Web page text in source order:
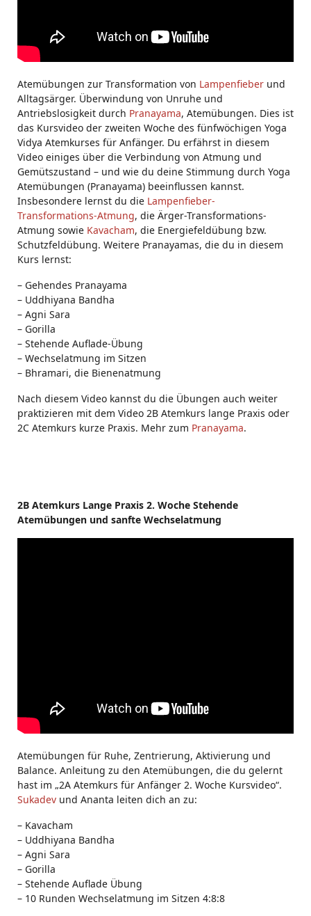
Atemübungen zur Transformation von Lampenfieber und
Alltagsärger. Überwindung von Unruhe und
Antriebslosigkeit durch Pranayama, Atemübungen. Dies ist
das Kursvideo der zweiten Woche des fünfwöchigen Yoga
Vidya Atemkurses für Anfänger. Du erfährst in diesem
Video einiges über die Verbindung von Atmung und
Gemütszustand – und wie du deine Stimmung durch Yoga
Atemübungen (Pranayama) beeinflussen kannst.
Insbesondere lernst du die Lampenfieber-
Transformations-Atmung, die Ärger-Transformations-
Atmung sowie Kavacham, die Energiefeldübung bzw.
Schutzfeldübung. Weitere Pranayamas, die du in diesem
Kurs lernst:
– Gehendes Pranayama
– Uddhiyana Bandha
– Agni Sara
– Gorilla
– Stehende Auflade-Übung
– Wechselatmung im Sitzen
– Bhramari, die Bienenatmung
Nach diesem Video kannst du die Übungen auch weiter
praktizieren mit dem Video 2B Atemkurs lange Praxis oder
2C Atemkurs kurze Praxis. Mehr zum Pranayama.
2B Atemkurs Lange Praxis 2. Woche Stehende
Atemübungen und sanfte Wechselatmung
Atemübungen für Ruhe, Zentrierung, Aktivierung und
Balance. Anleitung zu den Atemübungen, die du gelernt
hast im „2A Atemkurs für Anfänger 2. Woche Kursvideo“.
Sukadev und Ananta leiten dich an zu:
– Kavacham
– Uddhiyana Bandha
– Agni Sara
– Gorilla
– Stehende Auflade Übung
– 10 Runden Wechselatmung im Sitzen 4:8:8